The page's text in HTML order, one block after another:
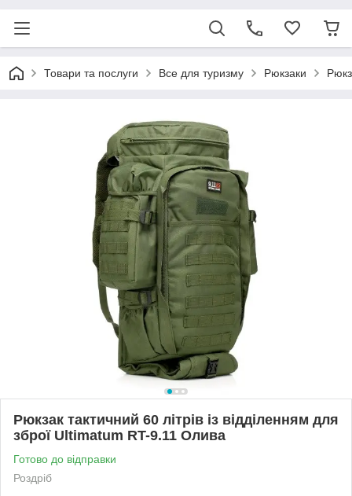
Товари та послуги Все для туризму Рюкзаки
Рюкзак тактичний 60 літрів із відділенням для
зброї Ultimatum RT-9.11 Олива
Готово до відправки
Роздріб